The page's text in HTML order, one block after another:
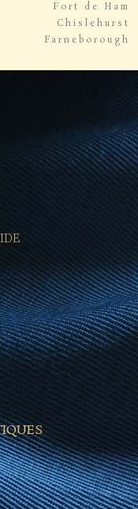
Fort de Ham
Chislehurst
Farneborough